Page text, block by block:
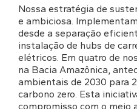
Nossa estratégia de
e ambiciosa.
desde a separação
instalação de hubs de
elétricos. Em quatro de
na Bacia Amazônica,
ambientais de 2030 para
carbono zero. Esta
compromisso com o meio